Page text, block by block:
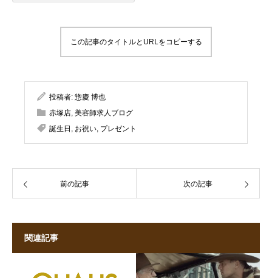
この記事のタイトルとURLをコピーする
投稿者: 惣慶 博也
赤塚店, 美容師求人ブログ
誕生日 , お祝い, プレゼント
前の記事 次の記事
関連記事